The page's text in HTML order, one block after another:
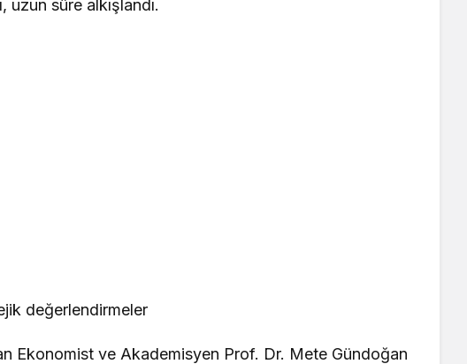
uzun süre alkışlandı.
değerlendirmeler
Ekonomist ve Akademisyen Prof. Dr. Mete Gündoğan